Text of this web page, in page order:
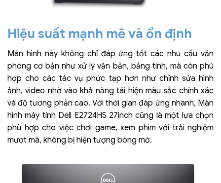
Hiệu suất mạnh mẽ và ổn định
Màn hình này không chỉ đáp ứng tốt các nhu cầu văn
phòng cơ bản như xử lý văn bản, bảng tính, mà còn phù
hợp cho các tác vụ phức tạp hơn như chỉnh sửa hình
ảnh, video nhờ vào khả năng tái hiện màu sắc chính xác
và độ tương phản cao. Với thời gian đáp ứng nhanh, Màn
hình máy tính Dell E2724HS 27inch cũng là một lựa chọn
phù hợp cho việc chơi game, xem phim với trải nghiệm
mượt mà, không bị hiện tượng bóng mờ.